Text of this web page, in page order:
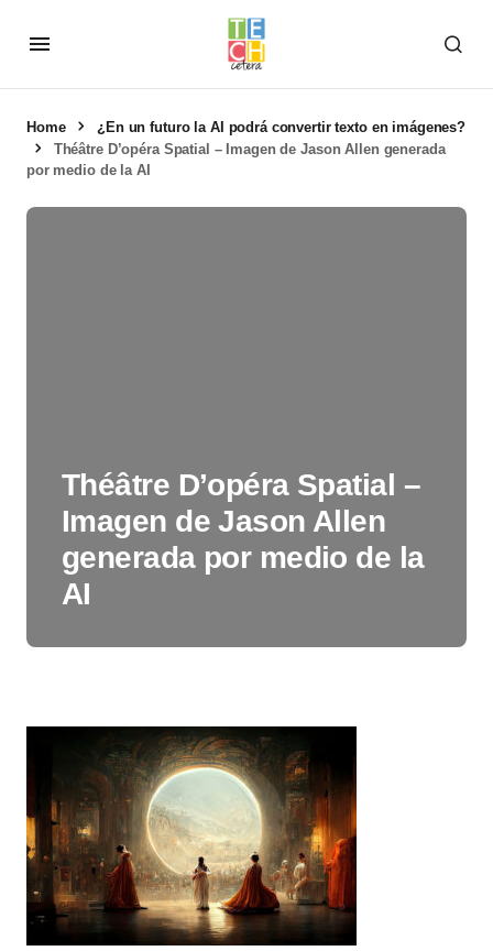
Home
¿En un futuro la AI podrá convertir texto en imágenes?
Théâtre D’opéra Spatial – Imagen de Jason Allen generada
por medio de la AI
Théâtre D’opéra Spatial –
Imagen de Jason Allen
generada por medio de la
AI